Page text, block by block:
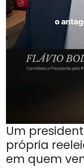
Um
própria
em quem